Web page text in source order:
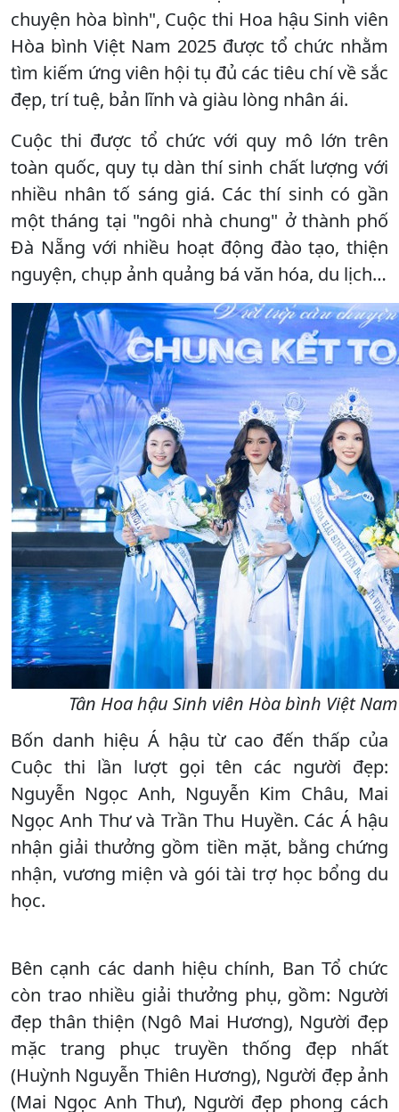
chuyện hòa bình", Cuộc thi Hoa hậu Sinh viên
Hòa bình Việt Nam 2025 được tổ chức nhằm
tìm kiếm ứng viên hội tụ đủ các tiêu chí về sắc
đẹp, trí tuệ, bản lĩnh và giàu lòng nhân ái.
Cuộc thi được tổ chức với quy mô lớn trên
toàn quốc, quy tụ dàn thí sinh chất lượng với
nhiều nhân tố sáng giá. Các thí sinh có gần
một tháng tại "ngôi nhà chung" ở thành phố
Đà Nẵng với nhiều hoạt động đào tạo, thiện
nguyện, chụp ảnh quảng bá văn hóa, du lịch…
Tân Hoa hậu Sinh viên Hòa bình Việt
Bốn danh hiệu Á hậu từ cao đến thấp của
Cuộc thi lần lượt gọi tên các người đẹp:
Nguyễn Ngọc Anh, Nguyễn Kim Châu, Mai
Ngọc Anh Thư và Trần Thu Huyền. Các Á hậu
nhận giải thưởng gồm tiền mặt, bằng chứng
nhận, vương miện và gói tài trợ học bổng du
học.
Bên cạnh các danh hiệu chính, Ban Tổ chức
còn trao nhiều giải thưởng phụ, gồm: Người
đẹp thân thiện (Ngô Mai Hương), Người đẹp
mặc trang phục truyền thống đẹp nhất
(Huỳnh Nguyễn Thiên Hương), Người đẹp ảnh
(Mai Ngọc Anh Thư), Người đẹp phong cách